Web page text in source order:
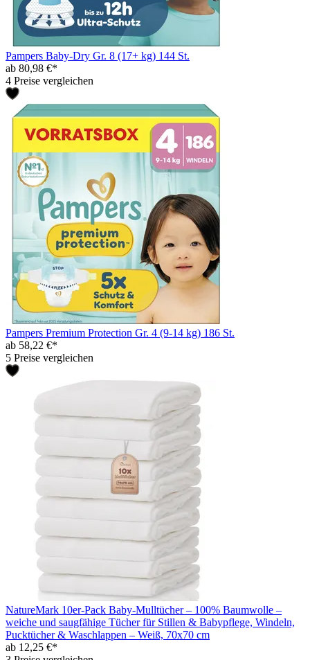
Pampers Baby-Dry Gr. 8 (17+ kg) 144 St.
ab 80,98 €*
4 Preise vergleichen
Pampers Premium Protection Gr. 4 (9-14 kg) 186 St.
ab 58,22 €*
5 Preise vergleichen
NatureMark 10er-Pack Baby-Mulltücher – 100% Baumwolle –
weiche und saugfähige Tücher für Stillen & Babypflege, Windeln,
Pucktücher & Waschlappen – Weiß, 70x70 cm
ab 12,25 €*